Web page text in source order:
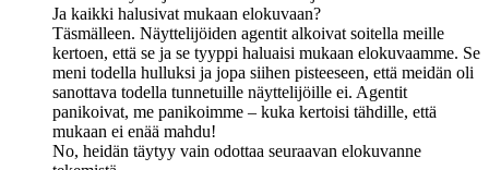
Ja kaikki halusivat mukaan elokuvaan?
Täsmälleen. Näyttelijöiden agentit alkoivat soitella meille
kertoen, että se ja se tyyppi haluaisi mukaan elokuvaamme. Se
meni todella hulluksi ja jopa siihen pisteeseen, että meidän oli
sanottava todella tunnetuille näyttelijöille ei. Agentit
panikoivat, me panikoimme – kuka kertoisi tähdille, että
mukaan ei enää mahdu!
No, heidän täytyy vain odottaa seuraavan elokuvanne